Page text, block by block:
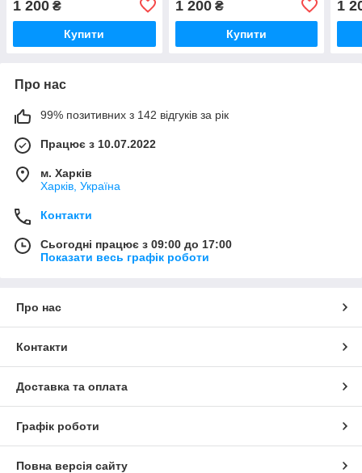
1 200 ₴
Купити
1 200₴
Купити
1
Про нас
99% позитивних з 142 відгуків за рік
Працює з 10.07.2022
м. Харків
Харків, Україна
Контакти
Сьогодні працює з 09:00 до 17:00
Показати весь графік роботи
Про нас
Контакти
Доставка та оплата
Графік роботи
Повна версія сайту